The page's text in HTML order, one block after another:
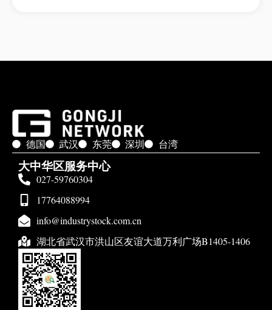
德国 武汉 东莞 深圳 台湾
大中华区服务中心
027-59760304
17764088994
info@industrystock.com.cn
湖北省武汉市洪山区友谊大道万利广场B1405-1406